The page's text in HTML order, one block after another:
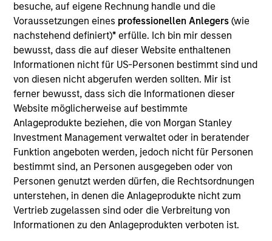
besuche, auf eigene Rechnung handle und die
Voraussetzungen eines professionellen Anlegers(wie
nachstehend definiert)* erfülle. Ich bin mir dessen
bewusst, dass die auf dieser Website enthaltenen
Informationen nicht für US-Personen bestimmt sind und
von diesen nicht abgerufen werden sollten. Mir ist
ferner bewusst, dass sich die Informationen dieser
Website möglicherweise auf bestimmte
Anlageprodukte beziehen, die von Morgan Stanley
Investment Management verwaltet oder in beratender
Funktion angeboten werden, jedoch nicht für Personen
bestimmt sind, an Personen ausgegeben oder von
Personen genutzt werden dürfen, die Rechtsordnungen
unterstehen, in denen die Anlageprodukte nicht zum
Vertrieb zugelassen sind oder die Verbreitung von
Informationen zu den Anlageprodukten verboten ist.
Victoria Li is a research analyst on the Investment
Grade Credit team. She joined Morgan Stanley in
2014. She began her career in the investment
industry in 2006. Prior to joining Morgan Stanley,
Victoria was a High Yield credit research analyst at
Citigroup Global Markets. Victoria earned a B.A. in
economics from Georgetown University and
graduated Phi Beta Kappa, Magna Cum Laude. She
also holds the Chartered Financial Analyst
designation.
May not represent all Team Members.
The information on this page is for informational